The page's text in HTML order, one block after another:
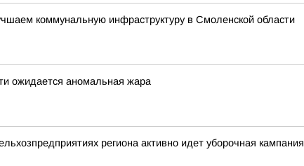
коммунальную инфраструктуру в Смоленской области
ожидается аномальная жара
региона активно идет уборочная кампания